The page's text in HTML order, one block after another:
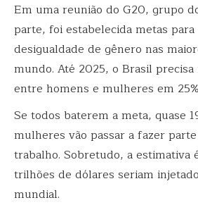
Em uma reunião do G20, grupo
parte, foi estabelecida metas
desigualdade de gênero nas
mundo. Até 2025, o Brasil
entre homens e mulheres em
Se todos baterem a meta, quase
mulheres vão passar a fazer
trabalho. Sobretudo, a estimativa
trilhões de dólares seriam
mundial.